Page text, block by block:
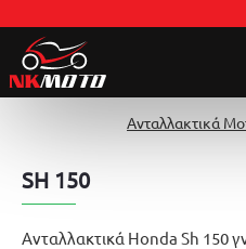
Ανταλλακτικά
SH 150
Ανταλλακτικά Honda Sh 150